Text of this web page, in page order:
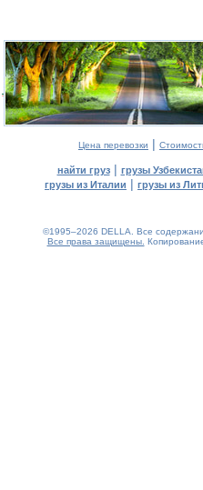
Цена перевозки |
найти груз| грузы
грузы из Италии | грузы из
©1995–2026 DELLA. Все
Все права защищены.